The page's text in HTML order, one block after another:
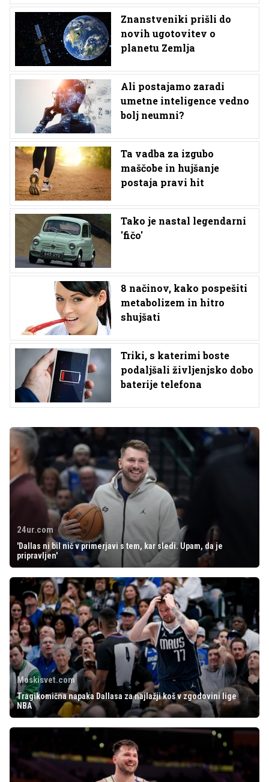
Znanstveniki prišli do
novih ugotovitev o
planetu Zemlja
Ali postajamo zaradi
umetne inteligence vedno
bolj neumni?
Ta vadba za izgubo
maščobe in hujšanje
postaja pravi hit
Tako je nastal legendarni
'fičo'
8 načinov, kako pospešiti
metabolizem in hitro
shujšati
Triki, s katerimi boste
podaljšali življenjsko dobo
baterije telefona
24ur.com
'Dallas ni bil nič v primerjavi s tem, kar sledi. Upam, da je
pripravljen'
Moskisvet.com
Tragikomična napaka Dallasa za najlažji koš v zgodovini lige
NBA